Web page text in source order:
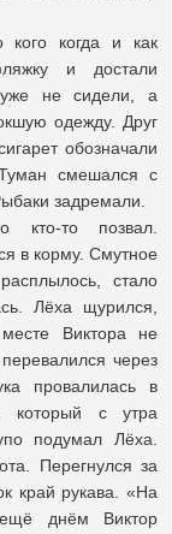
кого когда и как
и достали
уже не сидели, а
одежду. Друг
обозначали
смешался с
задремали.
кто-то позвал.
в корму. Смутное
стало
Лёха щурился,
Виктора не
через
провалилась в
который с утра
подумал Лёха.
Перегнулся за
край рукава. «На
днём Виктор